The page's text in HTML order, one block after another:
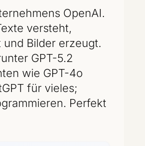
OpenAI.
versteht,
Bilder erzeugt.
GPT-5.2
wie GPT-4o
für vieles;
Perfekt